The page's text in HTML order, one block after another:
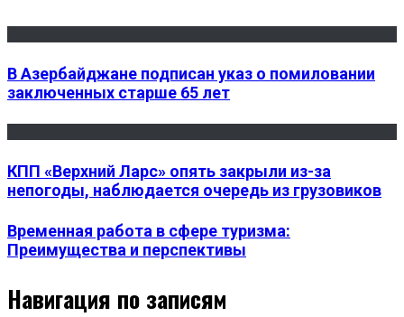
В Азербайджане подписан указ о помиловании
заключенных старше 65 лет
КПП «Верхний Ларс» опять закрыли из-за
непогоды, наблюдается очередь из грузовиков
Временная работа в сфере туризма:
Преимущества и перспективы
Навигация по записям